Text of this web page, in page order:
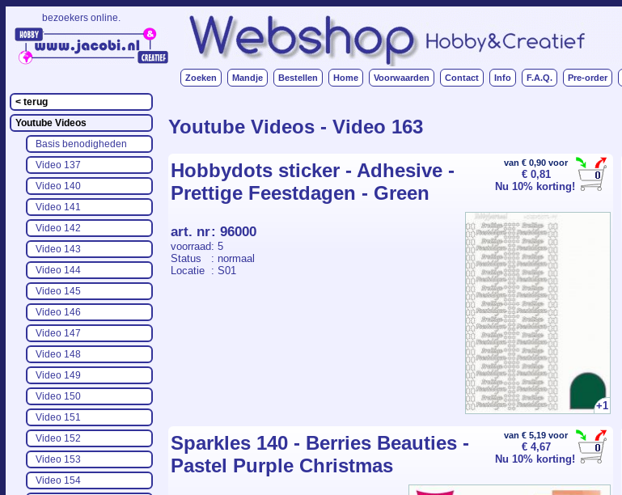
bezoekers online.
.
Zoeken Mandje Bestellen Home Voorwaarden Contact Info F.A.Q. Pre-order
< terug
Youtube Videos
Basis benodigheden
Video 137
Video 140
Video 141
Video 142
Video 143
Video 144
Video 145
Video 146
Video 147
Video 148
Video 149
Video 150
Video 151
Video 152
Video 153
Video 154
Youtube Videos - Video 163
van € 0,90 voor
€ 0,81
Nu 10% korting!
Hobbydots sticker - Adhesive -
Prettige Feestdagen - Green
+1
art. nr: 96000
voorraad: 5
Status
: normaal
Locatie
: S01
van € 5,19 voor
€ 4,67
Nu 10% korting!
Sparkles 140 - Berries Beauties -
Pastel Purple Christmas